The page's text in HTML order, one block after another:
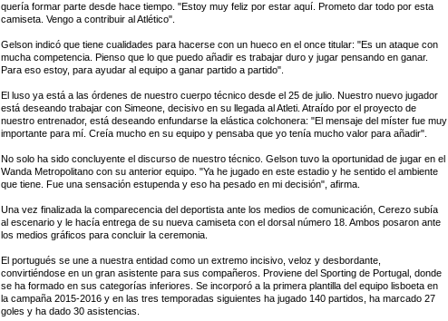
quería formar parte desde hace tiempo. "Estoy muy feliz por estar aquí. Prometo dar todo por esta
camiseta. Vengo a contribuir al Atlético".
Gelson indicó que tiene cualidades para hacerse con un hueco en el once titular: "Es un ataque con
mucha competencia. Pienso que lo que puedo añadir es trabajar duro y jugar pensando en ganar.
Para eso estoy, para ayudar al equipo a ganar partido a partido".
El luso ya está a las órdenes de nuestro cuerpo técnico desde el 25 de julio. Nuestro nuevo jugador
está deseando trabajar con Simeone, decisivo en su llegada al Atleti. Atraído por el proyecto de
nuestro entrenador, está deseando enfundarse la elástica colchonera: "El mensaje del míster fue muy
importante para mí. Creía mucho en su equipo y pensaba que yo tenía mucho valor para añadir".
No solo ha sido concluyente el discurso de nuestro técnico. Gelson tuvo la oportunidad de jugar en el
Wanda Metropolitano con su anterior equipo. "Ya he jugado en este estadio y he sentido el ambiente
que tiene. Fue una sensación estupenda y eso ha pesado en mi decisión", afirma.
Una vez finalizada la comparecencia del deportista ante los medios de comunicación, Cerezo subía
al escenario y le hacía entrega de su nueva camiseta con el dorsal número 18. Ambos posaron ante
los medios gráficos para concluir la ceremonia.
El portugués se une a nuestra entidad como un extremo incisivo, veloz y desbordante,
convirtiéndose en un gran asistente para sus compañeros. Proviene del Sporting de Portugal, donde
se ha formado en sus categorías inferiores. Se incorporó a la primera plantilla del equipo lisboeta en
la campaña 2015-2016 y en las tres temporadas siguientes ha jugado 140 partidos, ha marcado 27
goles y ha dado 30 asistencias.